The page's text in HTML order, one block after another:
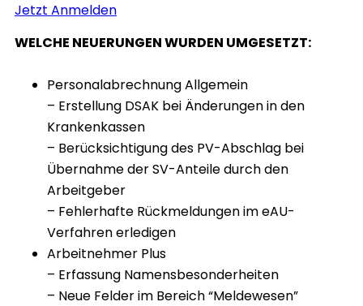
Jetzt Anmelden
WELCHE NEUERUNGEN WURDEN UMGESETZT:
Personalabrechnung Allgemein
– Erstellung DSAK bei Änderungen in den
Krankenkassen
– Berücksichtigung des PV-Abschlag bei
Übernahme der SV-Anteile durch den
Arbeitgeber
– Fehlerhafte Rückmeldungen im eAU-
Verfahren erledigen
Arbeitnehmer Plus
– Erfassung Namensbesonderheiten
– Neue Felder im Bereich “Meldewesen”